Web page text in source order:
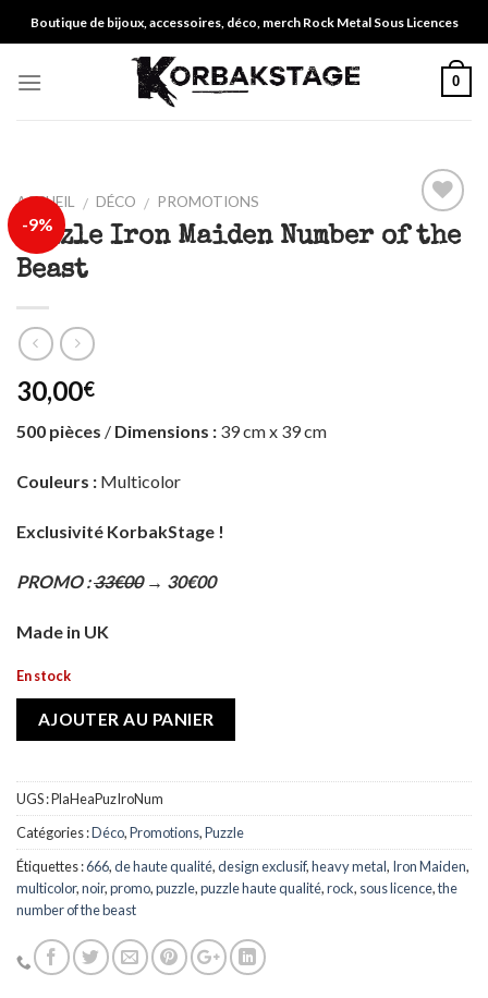
to
Boutique de bijoux, accessoires, déco, merch Rock Metal Sous Licences
0
-9%
Ajouter
ACCUEIL / DÉCO / PROMOTIONS
Puzzle Iron Maiden Number of the
Beast
30,00€
500 pièces / Dimensions : 39 cm x 39 cm
Couleurs : Multicolor
Exclusivité KorbakStage !
PROMO :33€00→ 30€00
Made in UK
En stock
AJOUTER AU PANIER
UGS :PlaHeaPuzIroNum
Catégories :Déco,Promotions,Puzzle
Étiquettes :666,de haute qualité,design exclusif,heavy metal, Iron Maiden,
multicolor,noir,promo,puzzle,puzzle haute qualité,rock, sous licence,the
number of the beast